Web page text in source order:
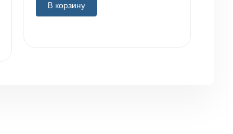
В корзину